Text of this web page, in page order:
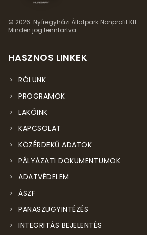
© 2026. Nyíregyházi Állatpark Nonprofit Kft.
Minden jog fenntartva.
HASZNOS LINKEK
RÓLUNK
PROGRAMOK
LAKÓINK
KAPCSOLAT
KÖZÉRDEKŰ ADATOK
PÁLYÁZATI DOKUMENTUMOK
ADATVÉDELEM
ÁSZF
PANASZÜGYINTÉZÉS
INTEGRITÁS BEJELENTÉS